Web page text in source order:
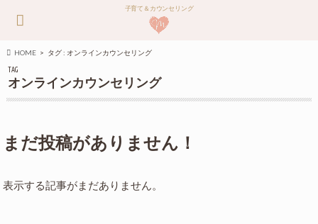
子育て＆カウンセリング
HOME タグ : オンラインカウンセリング
TAG
オンラインカウンセリング
まだ投稿がありません！
表示する記事がまだありません。